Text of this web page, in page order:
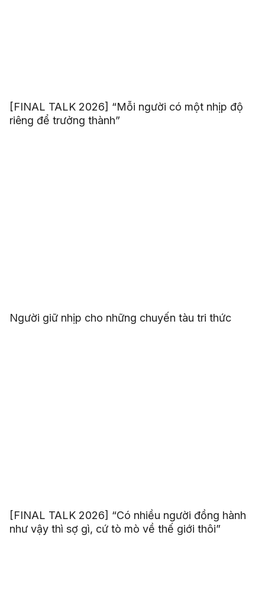
[FINAL TALK 2026] “Mỗi người có một nhịp độ
riêng để trưởng thành”
Người giữ nhịp cho những chuyến tàu tri thức
[FINAL TALK 2026] “Có nhiều người đồng hành
như vậy thì sợ gì, cứ tò mò về thế giới thôi”